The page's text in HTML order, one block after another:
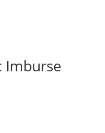
Imburse